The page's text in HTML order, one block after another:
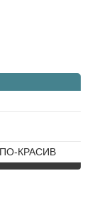
КРАСИВ